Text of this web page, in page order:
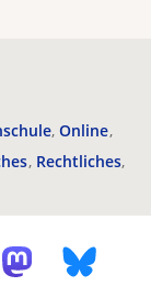
Online
Rechtliches